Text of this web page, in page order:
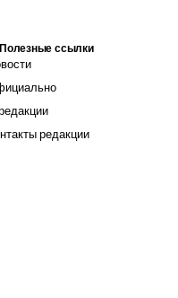
Полезные ссылки
редакции